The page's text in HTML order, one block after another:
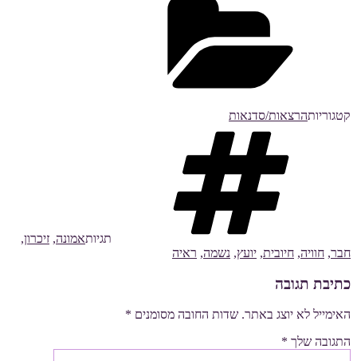
קטגוריותהרצאות/סדנאות
תגיותאמונה, זיכרון,
חבר, חוויה, חיובית, יועץ, נשמה, ראיה
כתיבת תגובה
האימייל לא יוצג באתר. שדות החובה מסומנים *
התגובה שלך *